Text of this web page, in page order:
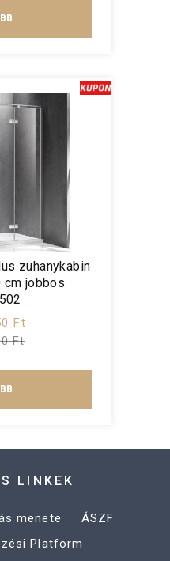
zuhanykabin
cm jobbos
Ft
Ft
LINKEK
menete
ÁSZF
Platform